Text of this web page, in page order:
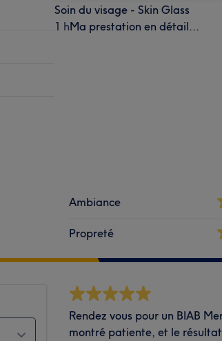
Soin du visage - Skin Glass
1 hMa prestation en détail...
Ambiance
Propreté
Rendez vous pour un BIAB
montré patiente, et le